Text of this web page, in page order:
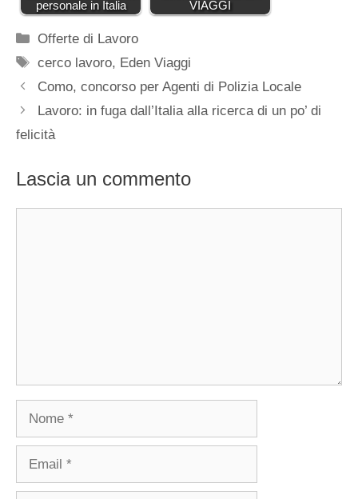
personale in Italia VIAGGI
Categorie
Offerte di Lavoro
Tag
cerco lavoro, Eden Viaggi
Como, concorso per Agenti di Polizia Locale
Lavoro: in fuga dall’Italia alla ricerca di un po’ di
felicità
Lascia un commento